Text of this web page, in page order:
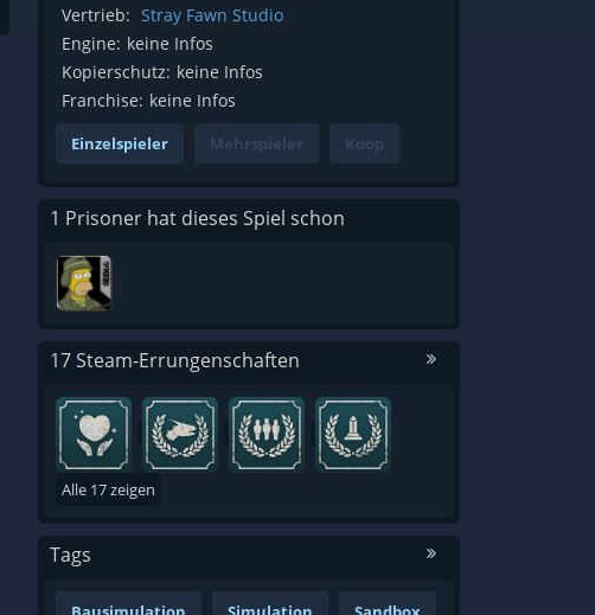
Vertrieb: Stray Fawn Studio
Engine: keine Infos
Kopierschutz: keine Infos
Franchise: keine Infos
Einzelspieler Mehrspieler Koop
1 Prisoner hat dieses Spiel schon
17 Steam-Errungenschaften
Alle 17 zeigen
Tags